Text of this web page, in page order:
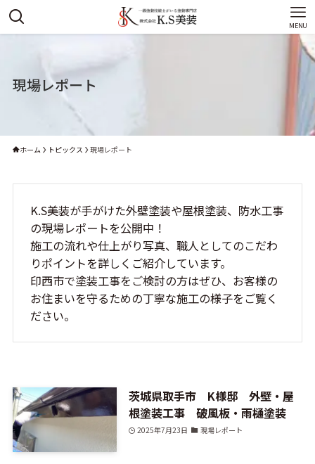
MENU
現場レポート
ホーム トピックス 現場レポート
K.S美装が手がけた外壁塗装や屋根塗装、防水工事
の現場レポートを公開中！
施工の流れや仕上がり写真、職人としてのこだわ
りポイントを詳しくご紹介しています。
印西市で塗装工事をご検討の方はぜひ、お客様の
お住まいを守るための丁寧な施工の様子をご覧く
ださい。
茨城県取手市 K様邸 外壁・屋
根塗装工事 破風板・雨樋塗装
2025年7月23日 現場レポート